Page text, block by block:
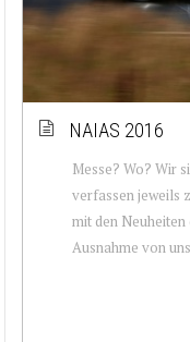
NAIAS 2016
Messe? Wo? Wir
verfassen jeweils
mit den
Ausnahme von